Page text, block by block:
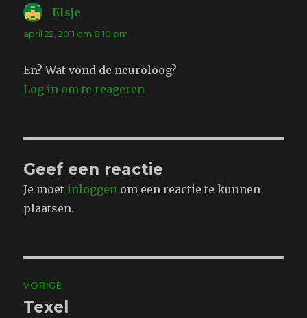
Elsje
april 22, 2011 om 8:10 pm
En? Wat vond de neuroloog?
Log in om te reageren
Geef een reactie
Je moet inloggen om een reactie te kunnen
plaatsen.
navigatie
VORIGE
Vorig
Texel